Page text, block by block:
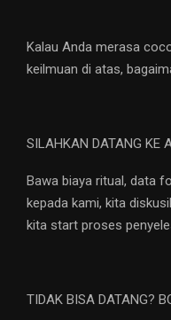
Kalau Anda merasa
keilmuan di atas,
SILAHKAN DATANG KE
Bawa biaya ritual, data
kepada kami, kita
kita start proses
TIDAK BISA DATANG?